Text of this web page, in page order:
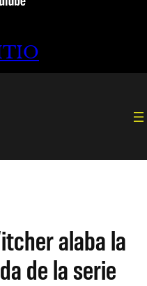
alaba la
de la serie